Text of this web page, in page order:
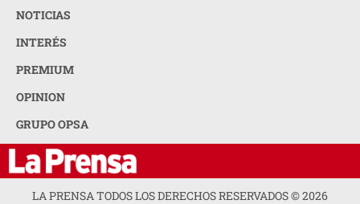
NOTICIAS
INTERÉS
PREMIUM
OPINION
GRUPO OPSA
LA PRENSA TODOS LOS DERECHOS RESERVADOS ©2026